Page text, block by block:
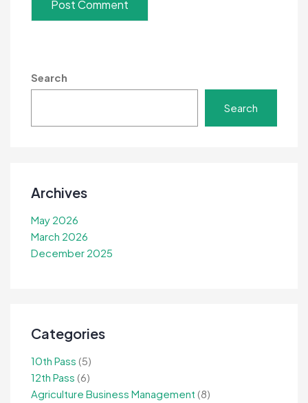
Search
Search
Archives
May 2026
March 2026
December 2025
Categories
10th Pass (5)
12th Pass (6)
Agriculture Business Management (8)